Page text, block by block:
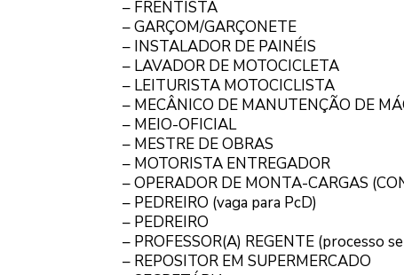
– FRENTISTA
– GARÇOM/GARÇONETE
– INSTALADOR DE PAINÉIS
– LAVADOR DE MOTOCICLETA
– LEITURISTA MOTOCICLISTA
– MECÂNICO DE MANUTENÇÃO DE
– MEIO-OFICIAL
– MESTRE DE OBRAS
– MOTORISTA ENTREGADOR
– OPERADOR DE MONTA-CARGAS
– PEDREIRO (vaga para PcD)
– PEDREIRO
– PROFESSOR(A) REGENTE (processo
– REPOSITOR EM SUPERMERCADO